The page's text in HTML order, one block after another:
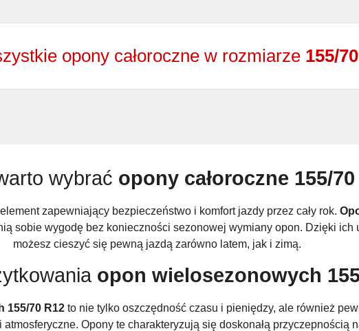
opony całoroczne w rozmiarze 155/
wybrać opony całoroczne 155/70
zapewniający bezpieczeństwo i komfort jazdy przez cały rok.
sobie wygodę bez konieczności sezonowej wymiany opon. Dzięki ich
możesz cieszyć się pewną jazdą zarówno latem, jak i zimą.
opon wielosezonowych
155/70 R12to nie tylko oszczędność czasu i pieniędzy, ale również
Opony te charakteryzują się doskonałą przyczepnością